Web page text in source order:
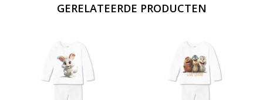
GERELATEERDE PRODUCTEN